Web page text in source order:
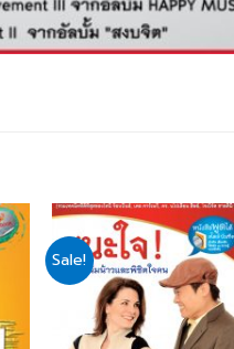
Sale!
Add
to
wishlist